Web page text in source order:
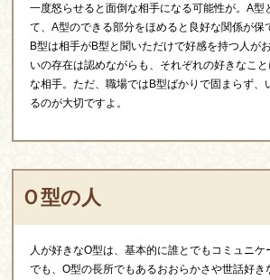
一度怒らせると面倒な相手になる可能性が。A型
て、A型のできる部分をほめると良好な関係が保
B型は相手がB型と聞いただけで好感を持つ人が
いの存在は認めながらも、それぞれの好きなこ
な相手。ただ、職場ではB型ばかりで固まらず、
るのが大切ですよ。
Ｏ型の人
人が好きなO型は、基本的に誰とでもコミュニケ
でも、O型の長所でもあるおおらかさや世話好き